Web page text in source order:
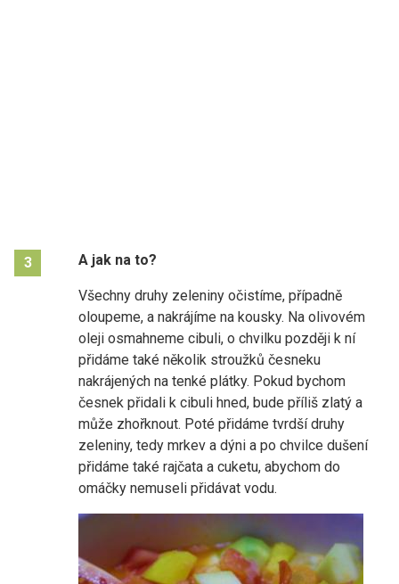
3 A jak na to?
Všechny druhy zeleniny očistíme, případně
oloupeme, a nakrájíme na kousky. Na olivovém
oleji osmahneme cibuli, o chvilku později k ní
přidáme také několik stroužků česneku
nakrájených na tenké plátky. Pokud bychom
česnek přidali k cibuli hned, bude příliš zlatý a
může zhořknout. Poté přidáme tvrdší druhy
zeleniny, tedy mrkev a dýni a po chvilce dušení
přidáme také rajčata a cuketu, abychom do
omáčky nemuseli přidávat vodu.